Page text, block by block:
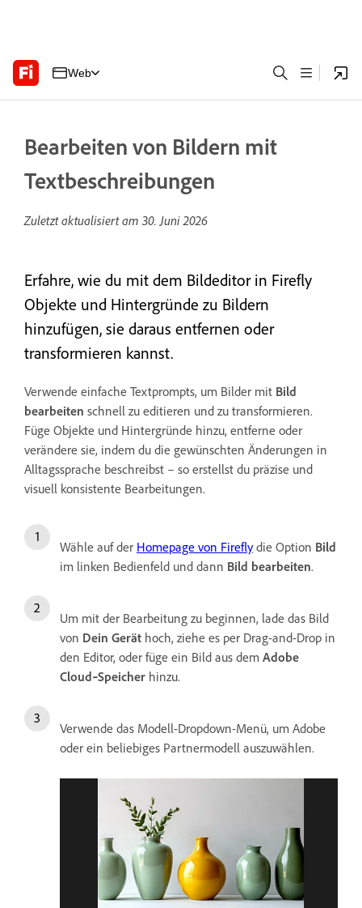
Web
Bearbeiten von Bildern mit
Textbeschreibungen
Zuletzt aktualisiert am 30. Juni 2026
Erfahre, wie du mit dem Bildeditor in Firefly
Objekte und Hintergründe zu Bildern
hinzufügen, sie daraus entfernen oder
transformieren kannst.
Verwende einfache Textprompts, um Bilder mit Bild
bearbeiten schnell zu editieren und zu transformieren.
Füge Objekte und Hintergründe hinzu, entferne oder
verändere sie, indem du die gewünschten Änderungen in
Alltagssprache beschreibst – so erstellst du präzise und
visuell konsistente Bearbeitungen.
Wähle auf der Homepage von Fireflydie Option Bild
im linken Bedienfeld und dann Bild bearbeiten.
Um mit der Bearbeitung zu beginnen, lade das Bild
von Dein Gerät hoch, ziehe es per Drag-and-Drop in
den Editor, oder füge ein Bild aus dem Adobe
Cloud‑Speicher hinzu.
Verwende das Modell-Dropdown-Menü, um Adobe
oder ein beliebiges Partnermodell auszuwählen.